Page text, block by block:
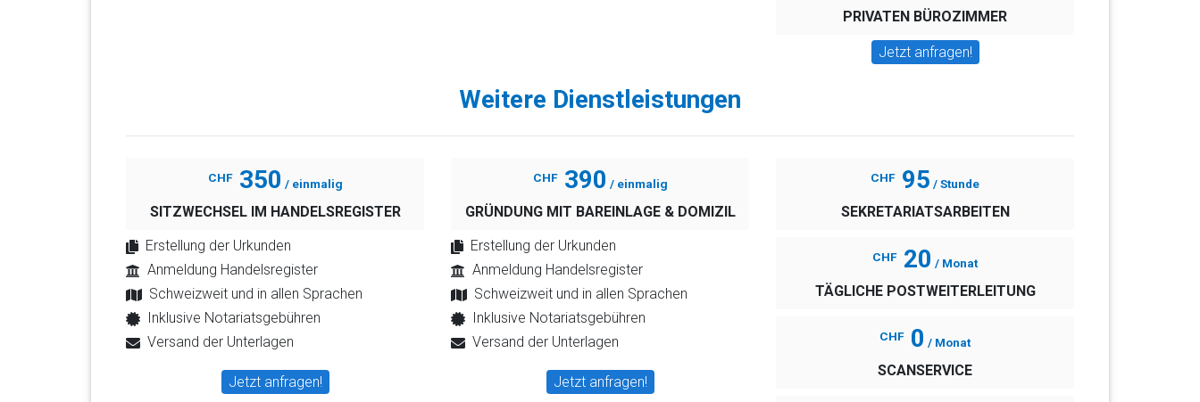
PRIVATEN BÜROZIMMER
Jetzt anfragen!
Weitere Dienstleistungen
CHF350 / einmalig
SITZWECHSEL IM HANDELSREGISTER
Erstellung der Urkunden
Anmeldung Handelsregister
Schweizweit und in allen Sprachen
Inklusive Notariatsgebühren
Versand der Unterlagen
Jetzt anfragen!
CHF390 / einmalig
GRÜNDUNG MIT BAREINLAGE & DOMIZIL
Erstellung der Urkunden
Anmeldung Handelsregister
Schweizweit und in allen Sprachen
Inklusive Notariatsgebühren
Versand der Unterlagen
Jetzt anfragen!
CHF 95 / Stunde
SEKRETARIATSARBEITEN
CHF 20 / Monat
TÄGLICHE POSTWEITERLEITUNG
CHF 0 / Monat
SCANSERVICE